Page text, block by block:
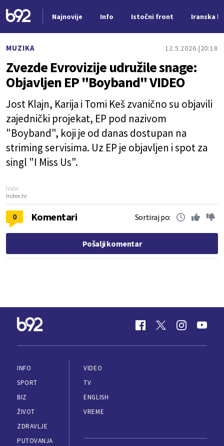
Najnovije Info Istočni front Iranska
MUZIKA 12.5.2026. 20:18
Zvezde Evrovizije udružile snage:
Objavljen EP "Boyband" VIDEO
Jost Klajn, Karija i Tomi Keš zvanično su objavili
zajednički projekat, EP pod nazivom
"Boyband", koji je od danas dostupan na
striming servisima. Uz EP je objavljen i spot za
singl "I Miss Us".
Izvor:
Index.hr
0 Komentari Sortiraj po:
Pošalji komentar
INFO
SPORT
BIZ
ŽIVOT
ZDRAVLJE
PUTOVANJA
VIDEO
TV
ENGLISH
VREME